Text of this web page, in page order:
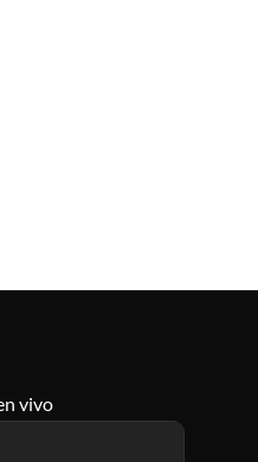
vivo